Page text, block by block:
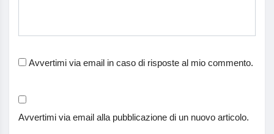
Avvertimi via email in caso di risposte al mio commento.
Avvertimi via email alla pubblicazione di un nuovo articolo.